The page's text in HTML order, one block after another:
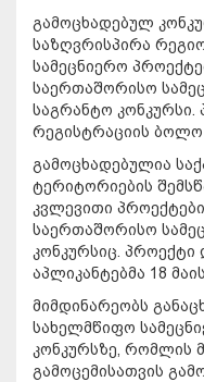
გამოცხადებულ
საზღვრისპირა
სამეცნიერო
საერთაშორისო
საგრანტო
რეგისტრაციის ბოლო
გამოცხადებულია
ტერიტორიების
კვლევითი
საერთაშორისო
კონკურსიც. პროექტი
აპლიკანტებმა 18
მიმდინარეობს
სახელმწიფო
კონკურსზე, რომლის
გამოცემისათვის